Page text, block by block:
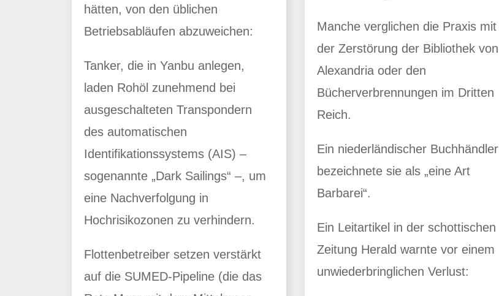
hätten, von den üblichen
Betriebsabläufen abzuweichen:
Tanker, die in Yanbu anlegen,
laden Rohöl zunehmend bei
ausgeschalteten Transpondern
des automatischen
Identifikationssystems (AIS) –
sogenannte „Dark Sailings“ –, um
eine Nachverfolgung in
Hochrisikozonen zu verhindern.
Flottenbetreiber setzen verstärkt
auf die SUMED-Pipeline (die das
Manche verglichen die Praxis mit
der Zerstörung der Bibliothek von
Alexandria oder den
Bücherverbrennungen im Dritten
Reich.
Ein niederländischer Buchhändler
bezeichnete sie als „eine Art
Barbarei“.
Ein Leitartikel in der schottischen
Zeitung Herald warnte vor einem
unwiederbringlichen Verlust: